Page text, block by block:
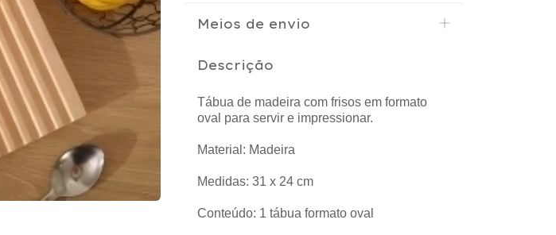
Meios de envio
Descrição
Tábua de madeira com frisos em formato
oval para servir e impressionar.
Material: Madeira
Medidas: 31 x 24 cm
Conteúdo: 1 tábua formato oval